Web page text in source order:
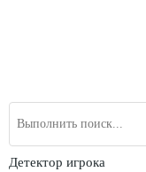
Детектор игрока